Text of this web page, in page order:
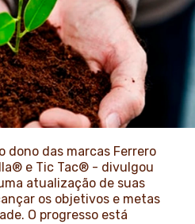
dono das marcas Ferrero
e Tic Tac® - divulgou
atualização de suas
os objetivos e metas
O progresso está